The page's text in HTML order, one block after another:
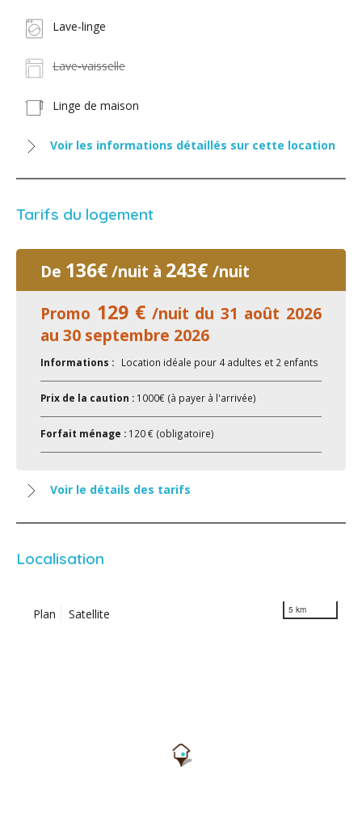
Lave-linge
Lave-vaisselle
Linge de maison
Voir les informations détaillés sur cette location
Tarifs du logement
De 136€/nuit à 243€ /nuit
Promo 129 € /nuit du 31 août 2026
au 30 septembre 2026
Informations : Location idéale pour 4 adultes et 2 enfants
Prix de la caution : 1000€ (à payer à l'arrivée)
Forfait ménage : 120 € (obligatoire)
Voir le détails des tarifs
Localisation
Plan Satellite 5 km